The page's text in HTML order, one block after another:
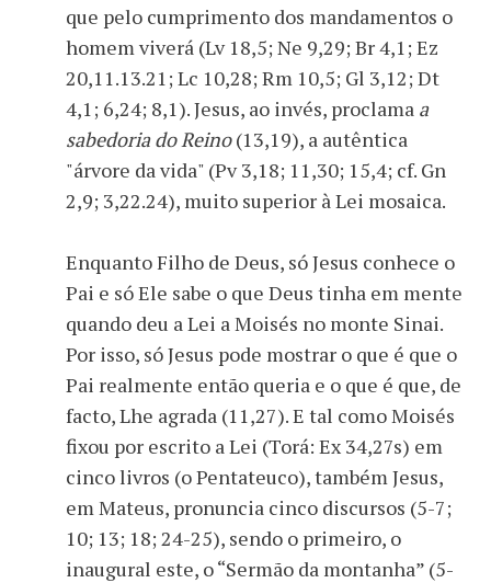
que pelo cumprimento dos mandamentos o
homem viverá (Lv 18,5; Ne 9,29; Br 4,1; Ez
20,11.13.21; Lc 10,28; Rm 10,5; Gl 3,12; Dt
4,1; 6,24; 8,1). Jesus, ao invés, proclama a
sabedoria do Reino(13,19), a autêntica
"árvore da vida" (Pv 3,18; 11,30; 15,4; cf. Gn
2,9; 3,22.24), muito superior à Lei mosaica.
Enquanto Filho de Deus, só Jesus conhece o
Pai e só Ele sabe o que Deus tinha em mente
quando deu a Lei a Moisés no monte Sinai.
Por isso, só Jesus pode mostrar o que é que o
Pai realmente então queria e o que é que, de
facto, Lhe agrada (11,27). E tal como Moisés
fixou por escrito a Lei (Torá: Ex 34,27s) em
cinco livros (o Pentateuco), também Jesus,
em Mateus, pronuncia cinco discursos (5-7;
10; 13; 18; 24-25), sendo o primeiro, o
inaugural este, o “Sermão da montanha” (5-